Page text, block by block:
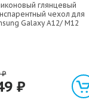
глянцевый
чехол для
Galaxy A12/ M12
₽
₽